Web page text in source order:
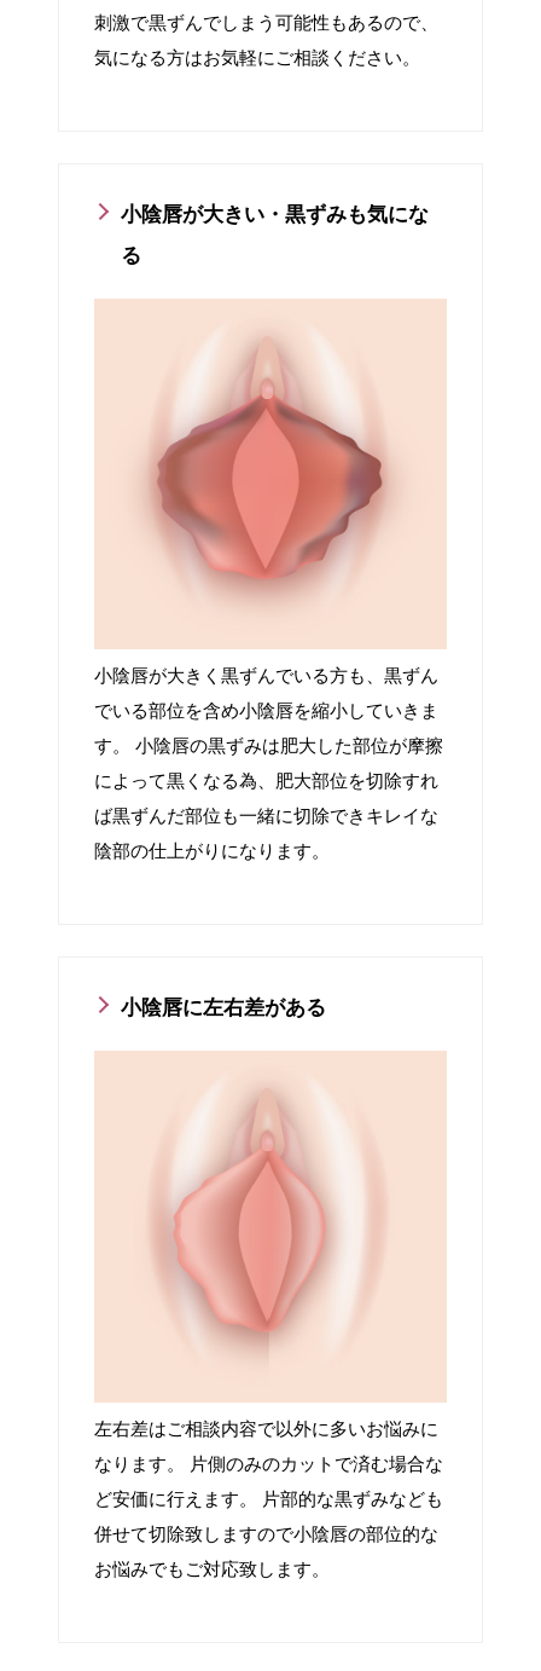
刺激で黒ずんでしまう可能性もあるので、
気になる方はお気軽にご相談ください。
小陰唇が大きい・黒ずみも気にな
る
小陰唇が大きく黒ずんでいる方も、黒ずん
でいる部位を含め小陰唇を縮小していきま
す。 小陰唇の黒ずみは肥大した部位が摩擦
によって黒くなる為、肥大部位を切除すれ
ば黒ずんだ部位も一緒に切除できキレイな
陰部の仕上がりになります。
小陰唇に左右差がある
左右差はご相談内容で以外に多いお悩みに
なります。 片側のみのカットで済む場合な
ど安価に行えます。 片部的な黒ずみなども
併せて切除致しますので小陰唇の部位的な
お悩みでもご対応致します。